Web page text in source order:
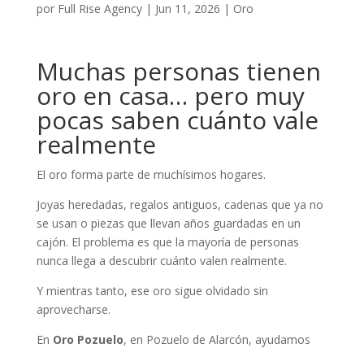
por Full Rise Agency| Jun 11, 2026 | Oro
Muchas personas tienen
oro en casa… pero muy
pocas saben cuánto vale
realmente
El oro forma parte de muchísimos hogares.
Joyas heredadas, regalos antiguos, cadenas que ya no
se usan o piezas que llevan años guardadas en un
cajón. El problema es que la mayoría de personas
nunca llega a descubrir cuánto valen realmente.
Y mientras tanto, ese oro sigue olvidado sin
aprovecharse.
En Oro Pozuelo, en Pozuelo de Alarcón, ayudamos